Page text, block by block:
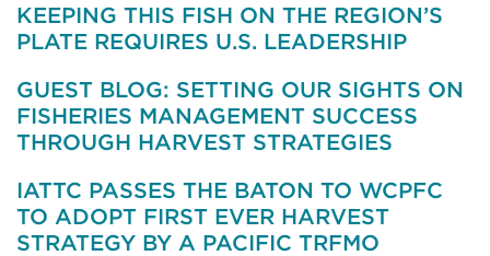
KEEPING THIS FISH ON THE REGION’S
PLATE REQUIRES U.S. LEADERSHIP
GUEST BLOG: SETTING OUR SIGHTS ON
FISHERIES MANAGEMENT SUCCESS
THROUGH HARVEST STRATEGIES
IATTC PASSES THE BATON TO WCPFC
TO ADOPT FIRST EVER HARVEST
STRATEGY BY A PACIFIC TRFMO